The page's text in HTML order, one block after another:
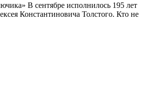
В сентябре исполнилось 195 лет
Константиновича Толстого. Кто не